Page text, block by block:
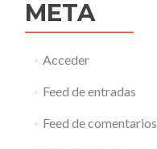
META
Acceder
Feed de entradas
Feed de comentarios